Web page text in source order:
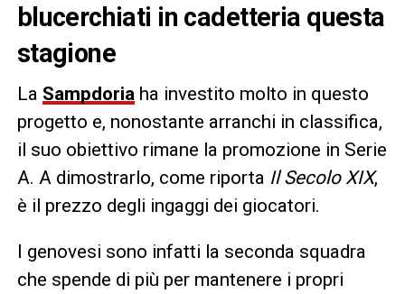
blucerchiati in cadetteria questa
stagione
La Sampdoriaha investito molto in questo
progetto e, nonostante arranchi in classifica,
il suo obiettivo rimane la promozione in Serie
A. A dimostrarlo, come riporta Il Secolo XIX,
è il prezzo degli ingaggi dei giocatori.
I genovesi sono infatti la seconda squadra
che spende di più per mantenere i propri